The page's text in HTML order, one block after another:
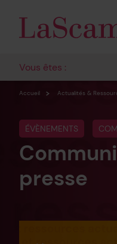
Vous êtes :
Accueil Actualités &
ÉVÈNEMENTS
presse